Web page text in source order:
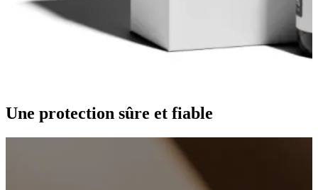
Une protection sûre et fiable